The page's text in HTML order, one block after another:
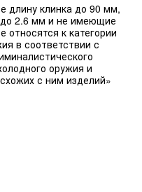
длину клинка до 90 мм,
2.6 мм и не имеющие
относятся к категории
в соответствии с
оружия и
с ним изделий»